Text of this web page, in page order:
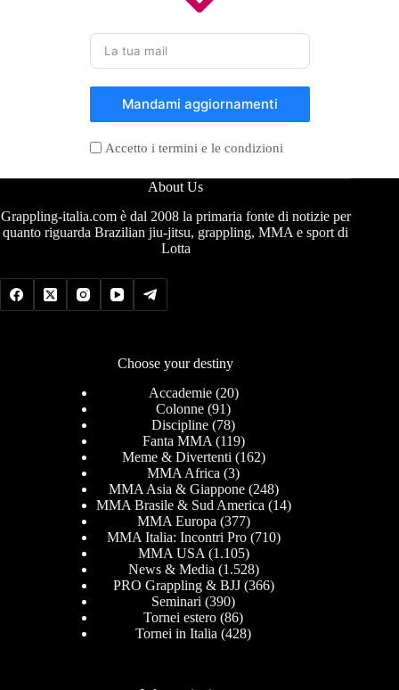
Mandami aggiornamenti
Accetto i termini e le condizioni
About Us
Grappling-italia.com è dal 2008 la primaria fonte di notizie per
quanto riguarda Brazilian jiu-jitsu, grappling, MMA e sport di
Lotta
Choose your destiny
Accademie(20)
Colonne (91)
Discipline (78)
Fanta MMA (119)
Meme & Divertenti (162)
MMA Africa (3)
MMA Asia & Giappone(248)
MMA Brasile & Sud America (14)
MMA Europa (377)
MMA Italia: Incontri Pro(710)
MMA USA (1.105)
News & Media (1.528)
PRO Grappling & BJJ(366)
Seminari (390)
Tornei estero (86)
Tornei in Italia (428)